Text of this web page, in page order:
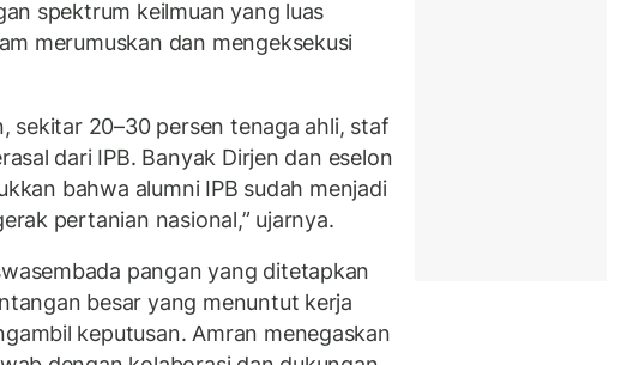
spektrum keilmuan yang luas
merumuskan dan mengeksekusi
sekitar 20–30 persen tenaga ahli, staf
dari IPB. Banyak Dirjen dan eselon
bahwa alumni IPB sudah menjadi
pertanian nasional,” ujarnya.
pangan yang ditetapkan
besar yang menuntut kerja
keputusan. Amran menegaskan